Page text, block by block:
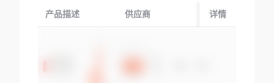
产品描述 供应商 起运国/地区
详情